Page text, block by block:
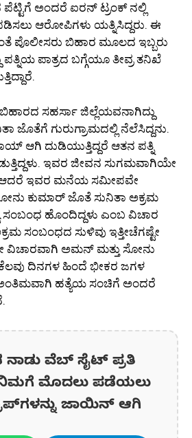
ಪೆಟ್ಟಿಗೆ ಅಂದರೆ ಐರನ್ ಟ್ರಂಕ್ ನಲ್ಲಿ
ಆರೋಪಿಗಳು ಯತ್ನಿಸಿದ್ದರು. ಈ
ಪೊಲೀಸರು ಬಿಹಾರ ಮೂಲದ ಇಬ್ಬರು
ಪತ್ನಿಯ ಪಾತ್ರದ ಬಗ್ಗೆಯೂ ತೀವ್ರ ತನಿಖೆ
ಸಹರ್ಸಾ ಜಿಲ್ಲೆಯವನಾಗಿದ್ದು
ಜೊತೆಗೆ ಗುರುಗ್ರಾಮದಲ್ಲಿ ನೆಲೆಸಿದ್ದನು.
ಆಗಿ ದುಡಿಯುತ್ತಿದ್ದರೆ ಆತನ ಪತ್ನಿ
ಇವರ ಜೀವನ ಸುಗಮವಾಗಿಯೇ
ಆದರೆ ಇವರ ಮನೆಯ ಸಮೀಪವೇ
ಕುಮಾರ್ ಜೊತೆ ಸುನಿತಾ ಅಕ್ರಮ
ಹೊಂದಿದ್ದಳು ಎಂಬ ವಿಚಾರ
ಸಂಬಂಧದ ಸುಳಿವು ಇತ್ತೀಚೆಗಷ್ಟೇ
ವಿಚಾರವಾಗಿ ಅಮನ್ ಮತ್ತು ಸೋನು
ದಿನಗಳ ಹಿಂದೆ ಭೀಕರ ಜಗಳ
ಹತ್ಯೆಯ ಸಂಚಿಗೆ ಅಂದರೆ
ವೆಬ್ ಸೈಟ್ ಪ್ರತಿ
ಮೊದಲು ಪಡೆಯಲು
ಜಾಯಿನ್ ಆಗಿ